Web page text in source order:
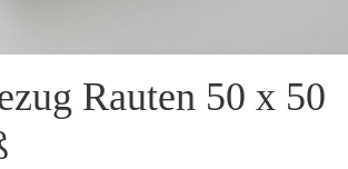
Rauten 50 x 50